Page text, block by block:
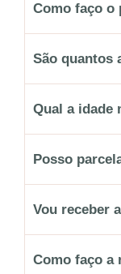
Como faço o
São quantos
Qual a idade
Posso
Vou receber
Como faço a